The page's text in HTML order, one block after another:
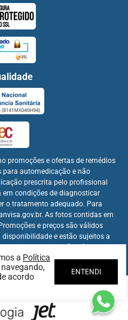
a Política
acordo
ENTENDI
promoções e ofertas de remédios
para automedicação e não
prescrita pelo profissional
em condições de diagnosticar
o tratamento adequado. Para
As fotos contidas em
e preços são válidos
e estão sujeitos a